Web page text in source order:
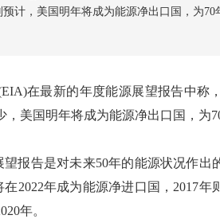
计，美国明年将成为能源净出口国，为70
在最新的年度能源展望报告中称
，美国明年将成为能源净出口国，为
告是对未来50年的能源状况作出
2022年成为能源净进口国，2017年
年。